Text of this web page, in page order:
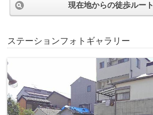
現在地からの徒歩ルート
ステーションフォトギャラリー